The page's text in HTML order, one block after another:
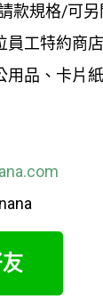
款規格/可
員工特約商店
用品、卡片